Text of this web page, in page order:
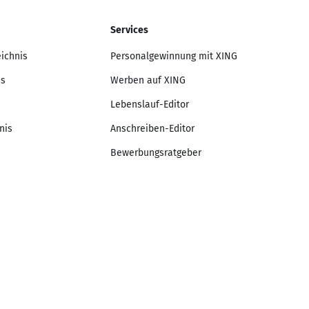
Services
Personalgewinnung mit XING
Werben auf XING
Lebenslauf-Editor
Anschreiben-Editor
Bewerbungsratgeber